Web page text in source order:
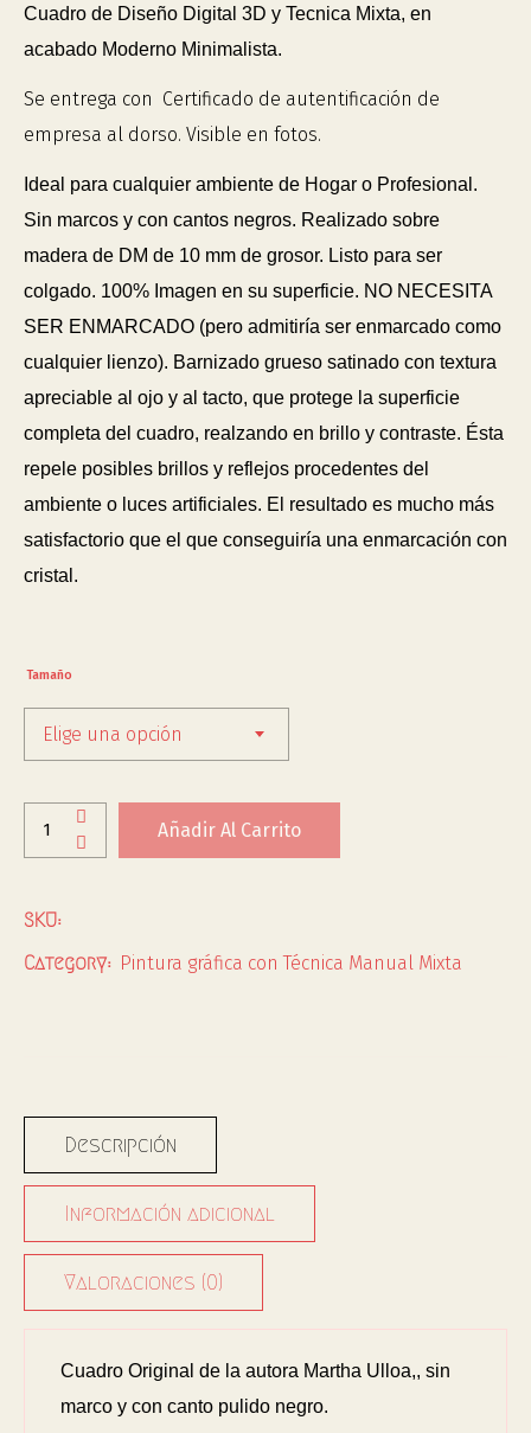
Cuadro de Diseño Digital 3D y Tecnica Mixta, en
acabado Moderno Minimalista.
Se entrega con Certificado de autentificación de
empresa al dorso. Visible en fotos.
Ideal para cualquier ambiente de Hogar o Profesional.
Sin marcos y con cantos negros. Realizado sobre
madera de DM de 10 mm de grosor. Listo para ser
colgado. 100% Imagen en su superficie. NO NECESITA
SER ENMARCADO (pero admitiría ser enmarcado como
cualquier lienzo). Barnizado grueso satinado con textura
apreciable al ojo y al tacto, que protege la superficie
completa del cuadro, realzando en brillo y contraste. Ésta
repele posibles brillos y reflejos procedentes del
ambiente o luces artificiales. El resultado es mucho más
satisfactorio que el que conseguiría una enmarcación con
cristal.
Tamaño
Elige una opción
Añadir Al Carrito
SKU:
Category: Pintura gráfica con Técnica Manual Mixta
Descripción
Información adicional
Valoraciones (0)
Cuadro Original de la autora Martha Ulloa,, sin
marco y con canto pulido negro.